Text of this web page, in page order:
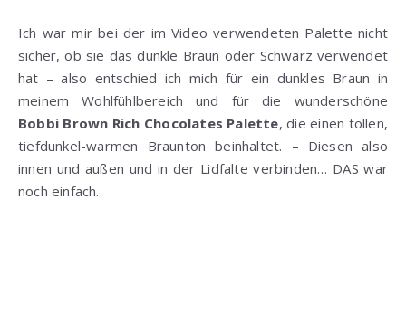
Ich war mir bei der im Video verwendeten Palette nicht
sicher, ob sie das dunkle Braun oder Schwarz verwendet
hat – also entschied ich mich für ein dunkles Braun in
meinem Wohlfühlbereich und für die wunderschöne
Bobbi Brown Rich Chocolates Palette, die einen tollen,
tiefdunkel-warmen Braunton beinhaltet. – Diesen also
innen und außen und in der Lidfalte verbinden… DAS war
noch einfach.